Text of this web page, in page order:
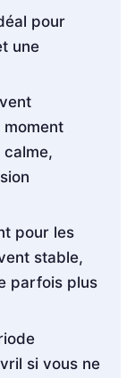
pour
une
pour les
stable,
parfois plus
si vous ne